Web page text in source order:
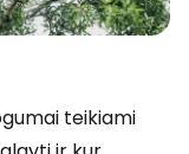
teikiami